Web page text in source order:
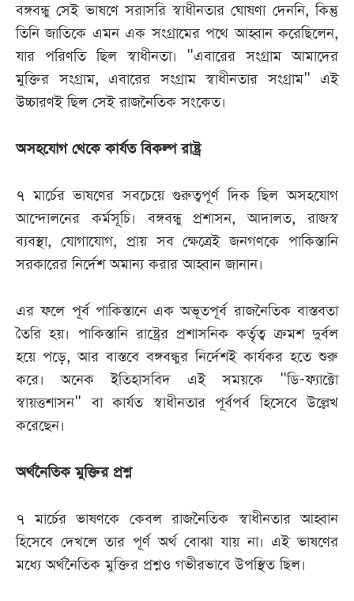
বঙ্গবন্ধু সেই ভাষণে সরাসরি স্বাধীনতার ঘোষণা দেননি, কিন্তু
তিনি জাতিকে এমন এক সংগ্রামের পথে আহ্বান করেছিলেন,
যার পরিণতি ছিল স্বাধীনতা। "এবারের সংগ্রাম আমাদের
মুক্তির সংগ্রাম, এবারের সংগ্রাম স্বাধীনতার সংগ্রাম" এই
উচ্চারণই ছিল সেই রাজনৈতিক সংকেত।
অসহযোগ থেকে কার্যত বিকল্প রাষ্ট্র
৭ মার্চের ভাষণের সবচেয়ে গুরুত্বপূর্ণ দিক ছিল অসহযোগ
আন্দোলনের কর্মসূচি। বঙ্গবন্ধু প্রশাসন, আদালত, রাজস্ব
ব্যবস্থা, যোগাযোগ, প্রায় সব ক্ষেত্রেই জনগণকে পাকিস্তানি
সরকারের নির্দেশ অমান্য করার আহ্বান জানান।
এর ফলে পূর্ব পাকিস্তানে এক অভূতপূর্ব রাজনৈতিক বাস্তবতা
তৈরি হয়। পাকিস্তানি রাষ্ট্রের প্রশাসনিক কর্তৃত্ব ক্রমশ দুর্বল
হয়ে পড়ে, আর বাস্তবে বঙ্গবন্ধুর নির্দেশই কার্যকর হতে শুরু
করে। অনেক ইতিহাসবিদ এই সময়কে "ডি-ফ্যাক্টো
স্বায়ত্তশাসন" বা কার্যত স্বাধীনতার পূর্বপর্ব হিসেবে উল্লেখ
করেছেন।
অর্থনৈতিক মুক্তির প্রশ্ন
৭ মার্চের ভাষণকে কেবল রাজনৈতিক স্বাধীনতার আহ্বান
হিসেবে দেখলে তার পূর্ণ অর্থ বোঝা যায় না। এই ভাষণের
মধ্যে অর্থনৈতিক মুক্তির প্রশ্নও গভীরভাবে উপস্থিত ছিল।